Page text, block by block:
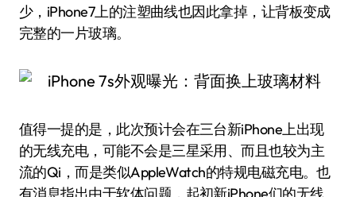
少，iPhone7上的注塑曲线也因此拿掉，让背板变成
完整的一片玻璃。
值得一提的是，此次预计会在三台新iPhone上出现
的无线充电，可能不会是三星采用、而且也较为主
流的Qi，而是类似AppleWatch的特规电磁充电。也